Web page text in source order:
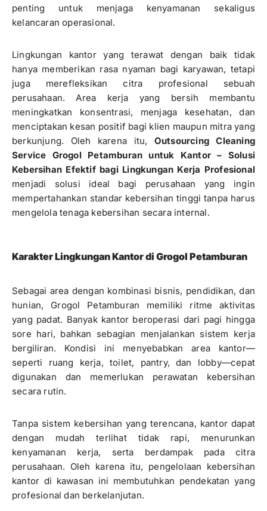
penting untuk menjaga kenyamanan sekaligus
kelancaran operasional.
Lingkungan kantor yang terawat dengan baik tidak
hanya memberikan rasa nyaman bagi karyawan, tetapi
juga merefleksikan citra profesional sebuah
perusahaan. Area kerja yang bersih membantu
meningkatkan konsentrasi, menjaga kesehatan, dan
menciptakan kesan positif bagi klien maupun mitra yang
berkunjung. Oleh karena itu, Outsourcing Cleaning
Service Grogol Petamburan untuk Kantor – Solusi
Kebersihan Efektif bagi Lingkungan Kerja Profesional
menjadi solusi ideal bagi perusahaan yang ingin
mempertahankan standar kebersihan tinggi tanpa harus
mengelola tenaga kebersihan secara internal.
Karakter Lingkungan Kantor di Grogol Petamburan
Sebagai area dengan kombinasi bisnis, pendidikan, dan
hunian, Grogol Petamburan memiliki ritme aktivitas
yang padat. Banyak kantor beroperasi dari pagi hingga
sore hari, bahkan sebagian menjalankan sistem kerja
bergiliran. Kondisi ini menyebabkan area kantor—
seperti ruang kerja, toilet, pantry, dan lobby—cepat
digunakan dan memerlukan perawatan kebersihan
secara rutin.
Tanpa sistem kebersihan yang terencana, kantor dapat
dengan mudah terlihat tidak rapi, menurunkan
kenyamanan kerja, serta berdampak pada citra
perusahaan. Oleh karena itu, pengelolaan kebersihan
kantor di kawasan ini membutuhkan pendekatan yang
profesional dan berkelanjutan.